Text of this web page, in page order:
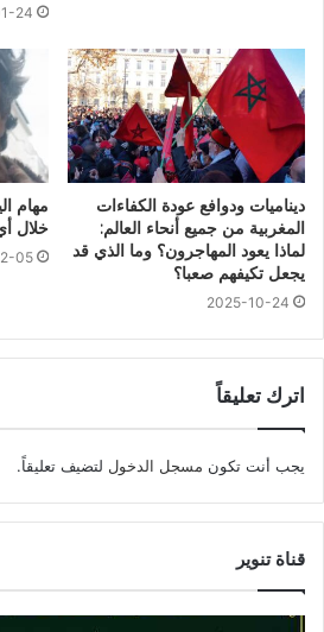
24
ديناميات ودوافع عودة الكفاءات
المغربية من جميع أنحاء العالم:
لماذا يعود المهاجرون؟ وما الذي قد
يجعل تكيفهم صعبا؟
2025-10-24
مهام
خلال
05
اترك تعليقاً
يجب أنت تكون مسجل الدخول لتضيف تعليقاً.
قناة تنوير